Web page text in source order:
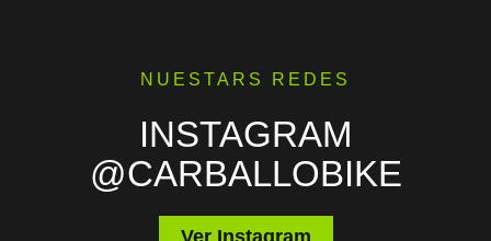
NUESTARS REDES
INSTAGRAM
@CARBALLOBIKE
Ver Instagram